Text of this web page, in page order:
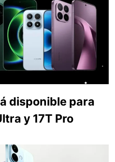
disponible para
y 17T Pro